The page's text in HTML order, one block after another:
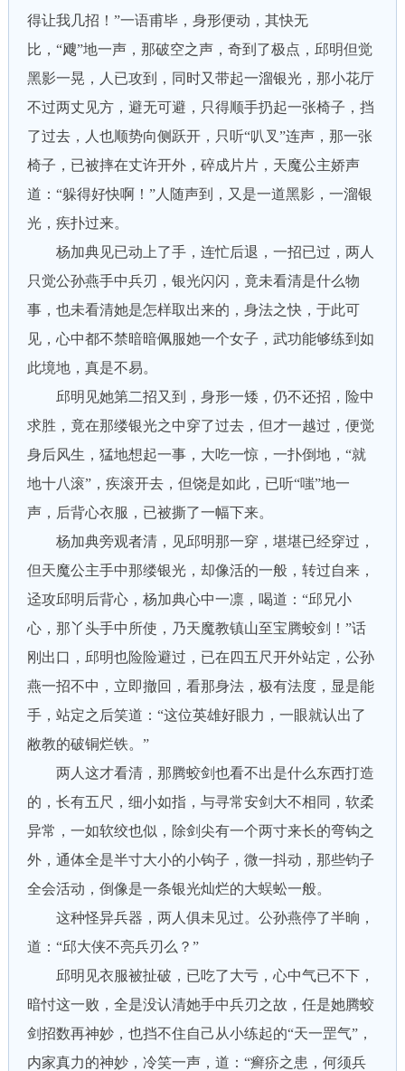
得让我几招！”一语甫毕，身形便动，其快无
比，“飕”地一声，那破空之声，奇到了极点，邱明但觉
黑影一晃，人已攻到，同时又带起一溜银光，那小花厅
不过两丈见方，避无可避，只得顺手扔起一张椅子，挡
了过去，人也顺势向侧跃开，只听“叭叉”连声，那一张
椅子，已被摔在丈许开外，碎成片片，天魔公主娇声
道：“躲得好快啊！”人随声到，又是一道黑影，一溜银
光，疾扑过来。
杨加典见已动上了手，连忙后退，一招已过，两人
只觉公孙燕手中兵刃，银光闪闪，竟未看清是什么物
事，也未看清她是怎样取出来的，身法之快，于此可
见，心中都不禁暗暗佩服她一个女子，武功能够练到如
此境地，真是不易。
邱明见她第二招又到，身形一矮，仍不还招，险中
求胜，竟在那缕银光之中穿了过去，但才一越过，便觉
身后风生，猛地想起一事，大吃一惊，一扑倒地，“就
地十八滚”，疾滚开去，但饶是如此，已听“嗤”地一
声，后背心衣服，已被撕了一幅下来。
杨加典旁观者清，见邱明那一穿，堪堪已经穿过，
但天魔公主手中那缕银光，却像活的一般，转过自来，
迳攻邱明后背心，杨加典心中一凛，喝道：“邱兄小
心，那丫头手中所使，乃天魔教镇山至宝腾蛟剑！”话
刚出口，邱明也险险避过，已在四五尺开外站定，公孙
燕一招不中，立即撤回，看那身法，极有法度，显是能
手，站定之后笑道：“这位英雄好眼力，一眼就认出了
敝教的破铜烂铁。”
两人这才看清，那腾蛟剑也看不出是什么东西打造
的，长有五尺，细小如指，与寻常安剑大不相同，软柔
异常，一如软绞也似，除剑尖有一个两寸来长的弯钩之
外，通体全是半寸大小的小钩子，微一抖动，那些钧子
全会活动，倒像是一条银光灿烂的大蜈蚣一般。
这种怪异兵器，两人俱未见过。公孙燕停了半晌，
道：“邱大侠不亮兵刃么？”
邱明见衣服被扯破，已吃了大亏，心中气已不下，
暗忖这一败，全是没认清她手中兵刃之故，任是她腾蛟
剑招数再神妙，也挡不住自己从小练起的“天一罡气”，
内家真力的神妙，冷笑一声，道：“癣疥之患，何须兵